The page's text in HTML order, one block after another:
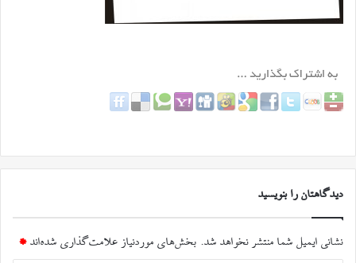
دیدگاهتان را بنویسید
نشانی ایمیل شما منتشر نخواهد شد. بخش‌های موردنیاز علامت‌گذاری شده‌اند *